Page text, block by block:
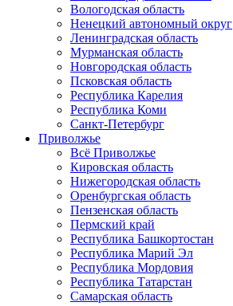
Вологодская область
Ненецкий автономный округ
Ленинградская область
Мурманская область
Новгородская область
Псковская область
Республика Карелия
Республика Коми
Санкт-Петербург
Приволжье
Всё Приволжье
Кировская область
Нижегородская область
Оренбургская область
Пензенская область
Пермский край
Республика Башкортостан
Республика Марий Эл
Республика Мордовия
Республика Татарстан
Самарская область